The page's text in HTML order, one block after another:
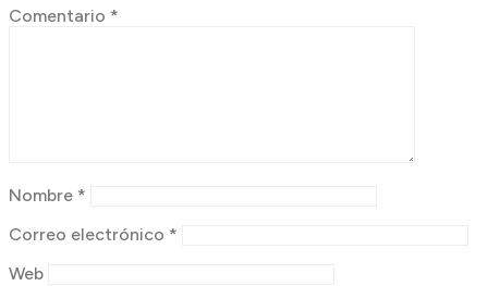
Comentario *
Nombre *
Correo electrónico *
Web